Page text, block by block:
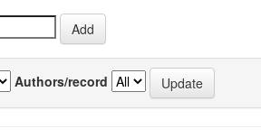
Authors/record